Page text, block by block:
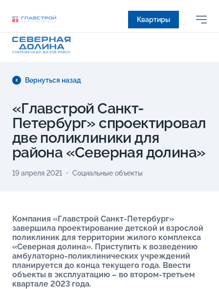
Квартиры
Вернуться назад
«Главстрой Санкт-
Петербург» спроектировал
две поликлиники для
района «Северная долина»
19 апреля 2021 Социальные объекты
Компания «Главстрой Санкт-Петербург»
завершила проектирование детской и взрослой
поликлиник для территории жилого комплекса
«Северная долина». Приступить к возведению
амбулаторно-поликлинических учреждений
планируется до конца текущего года. Ввести
объекты в эксплуатацию – во втором-третьем
квартале 2023 года.